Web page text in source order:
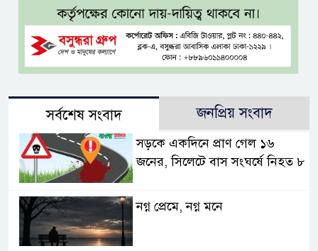
সর্বশেষ সংবাদ জনপ্রিয় সংবাদ
সড়কে একদিনে প্রাণ গেল ১৬
জনের, সিলেটে বাস সংঘর্ষে নিহত ৮
নগ্ন প্রেমে, নগ্ন মনে